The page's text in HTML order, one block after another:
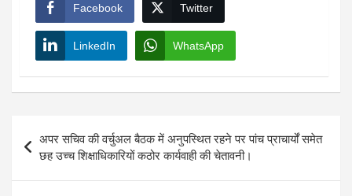
Facebook Twitter
LinkedIn WhatsApp
navigation
अपर सचिव की वर्चुअल बैठक में अनुपस्थित रहने पर पांच प्राचार्यों समेत
छह उच्च शिक्षाधिकारियों कठोर कार्यवाही की चेतावनी।